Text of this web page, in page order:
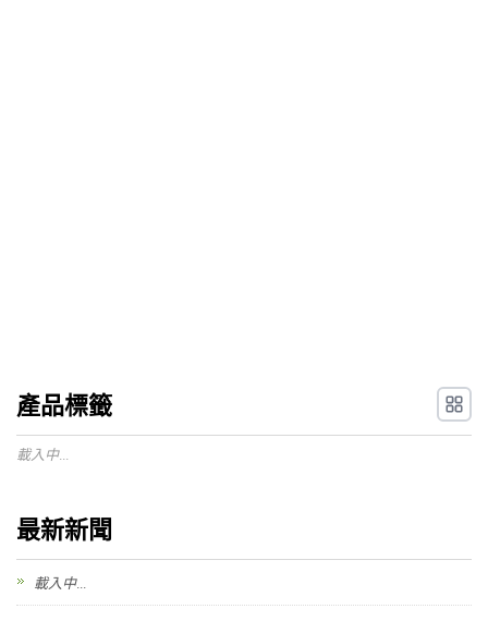
產品標籤
載入中...
最新新聞
載入中...